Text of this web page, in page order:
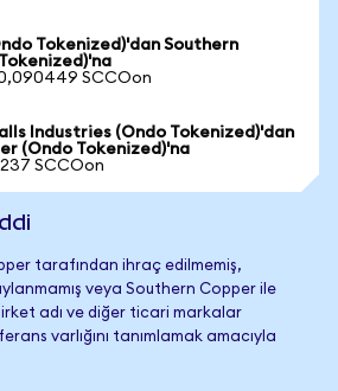
Tokenized)'dan Southern
SCCOon
Industries (Ondo Tokenized)'dan
(Ondo Tokenized)'na
SCCOon
tarafından ihraç edilmemiş,
veya Southern Copper ile
adı ve diğer ticari markalar
varlığını tanımlamak amacıyla